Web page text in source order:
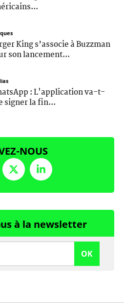
King s’associe à Buzzman
son lancement...
: L'application va-t-
signer la fin...
NOUS
à la newsletter
OK